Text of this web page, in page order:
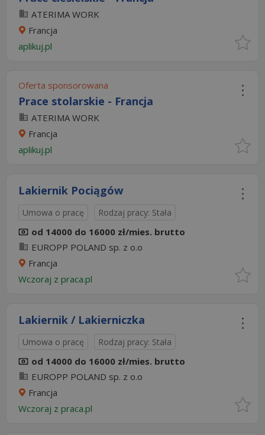
ATERIMA WORK
Francja
aplikuj.pl
Oferta sponsorowana
Prace stolarskie - Francja
ATERIMA WORK
Francja
aplikuj.pl
Lakiernik Pociągów
Umowa o pracę Rodzaj pracy: Stała
od 14000 do 16000 zł/mies. brutto
EUROPP POLAND sp. z o.o
Francja
Wczoraj z praca.pl
Lakiernik / Lakierniczka
Umowa o pracę Rodzaj pracy: Stała
od 14000 do 16000 zł/mies. brutto
EUROPP POLAND sp. z o.o
Francja
Wczoraj z praca.pl